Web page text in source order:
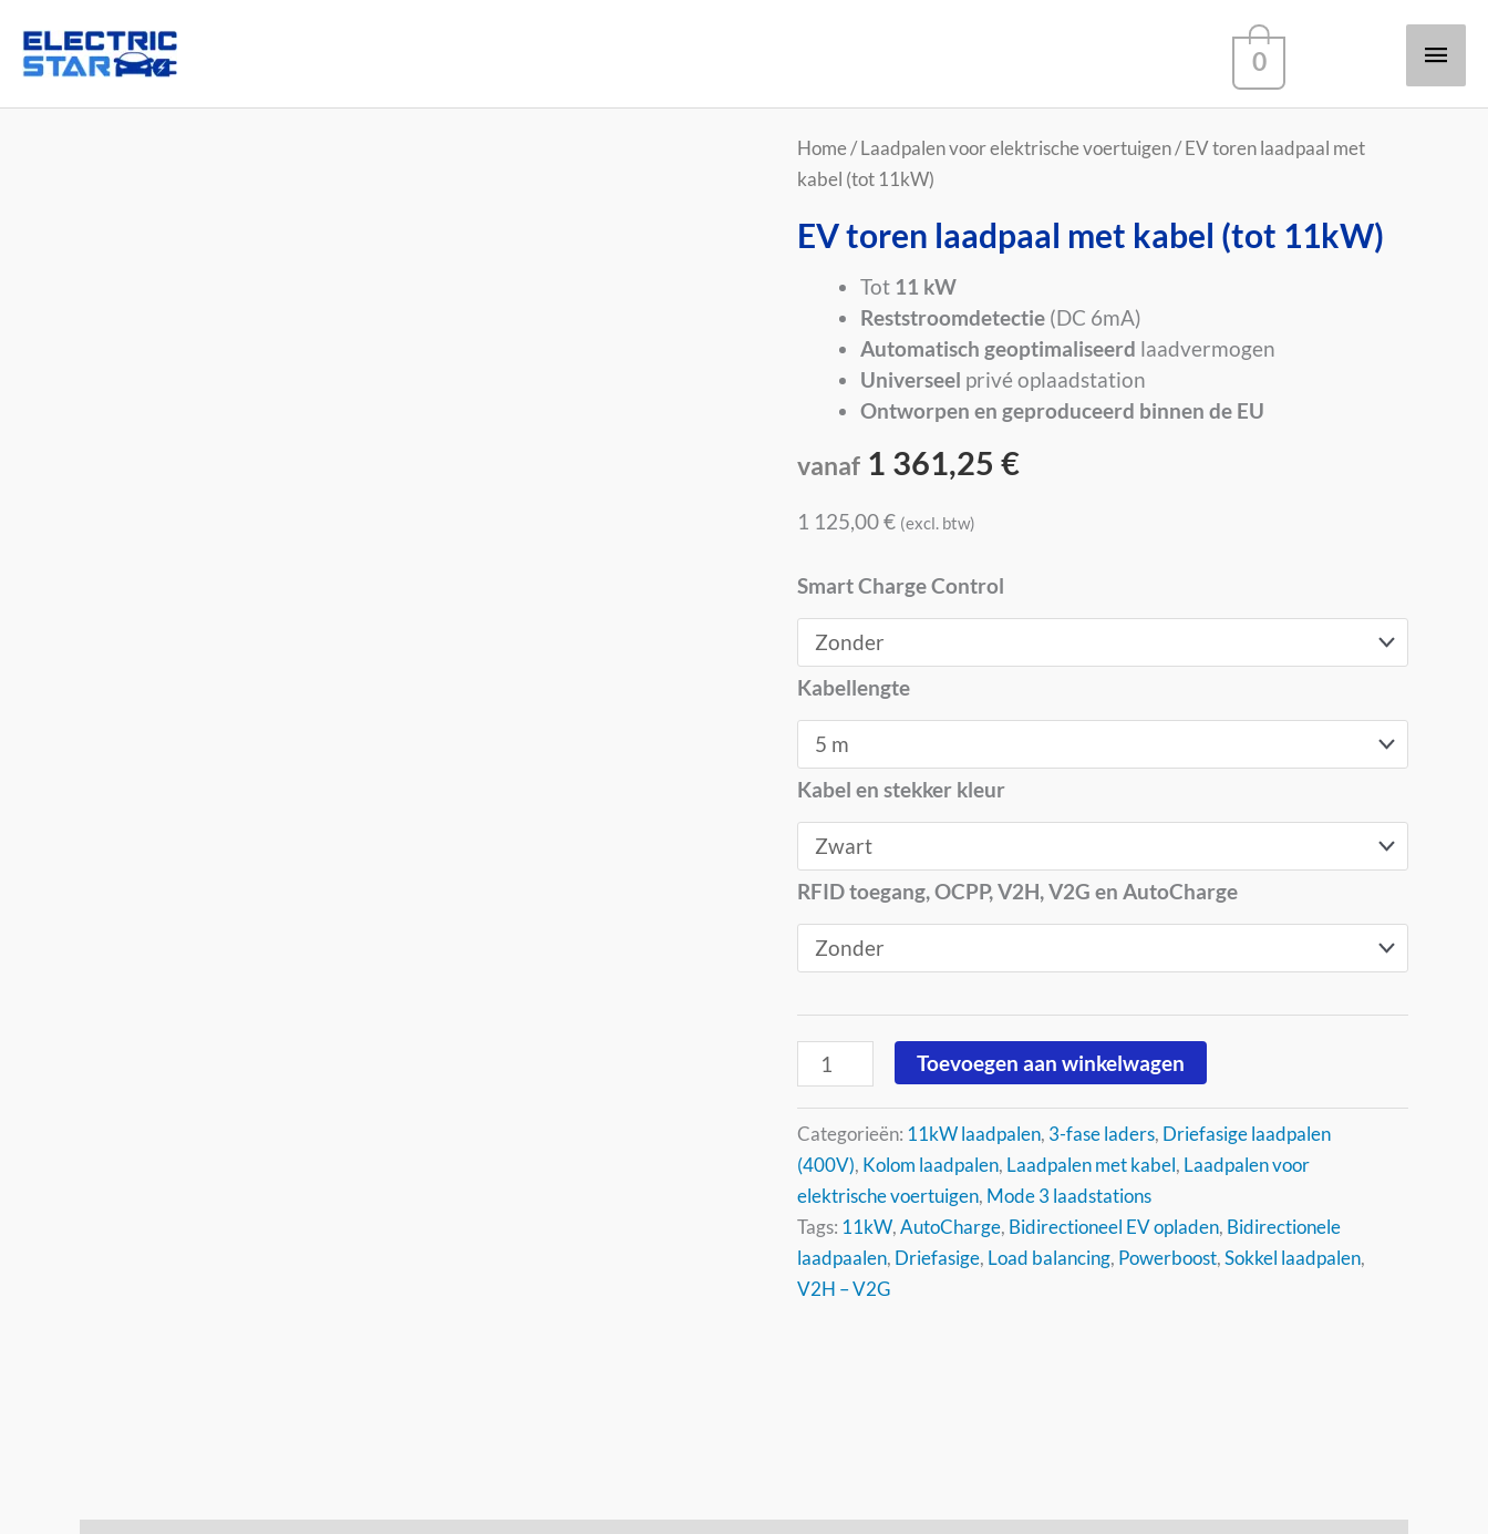
0
Home/Laadpalen voor elektrische voertuigen/ EV toren laadpaal met
kabel (tot 11kW)
EV toren laadpaal met kabel (tot 11kW)
Tot 11 kW
Reststroomdetectie (DC 6mA)
Automatisch geoptimaliseerd laadvermogen
Universeel privé oplaadstation
Ontworpen en geproduceerd binnen de EU
vanaf 1 361,25 €
1 125,00€ (excl. btw)
Smart Charge Control
Kabellengte
Kabel en stekker kleur
RFID toegang, OCPP, V2H, V2G en AutoCharge
EV
toren
met
Toevoegen aan winkelwagen
Categorieën: 11kW laadpalen, 3-fase laders, Driefasige laadpalen
(400V), Kolom laadpalen, Laadpalen met kabel, Laadpalen voor
elektrische voertuigen, Mode 3 laadstations
Tags: 11kW,AutoCharge, Bidirectioneel EV opladen, Bidirectionele
laadpaalen, Driefasige, Load balancing, Powerboost,Sokkel laadpalen,
V2H – V2G